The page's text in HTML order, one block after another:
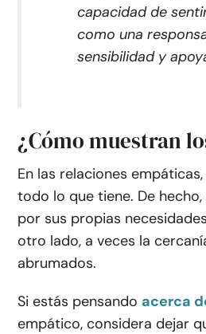
capacidad de
como una
sensibilidad y
¿Cómo muestran
En las relaciones
todo lo que tiene. De
por sus propias
otro lado, a veces la
abrumados.
Si estás pensando acerca
empático, considera dejar